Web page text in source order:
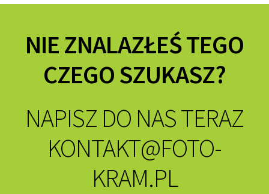
NIE ZNALAZŁEŚ TEGO
CZEGO SZUKASZ?
NAPISZ DO NAS TERAZ
KONTAKT@FOTO-
KRAM.PL